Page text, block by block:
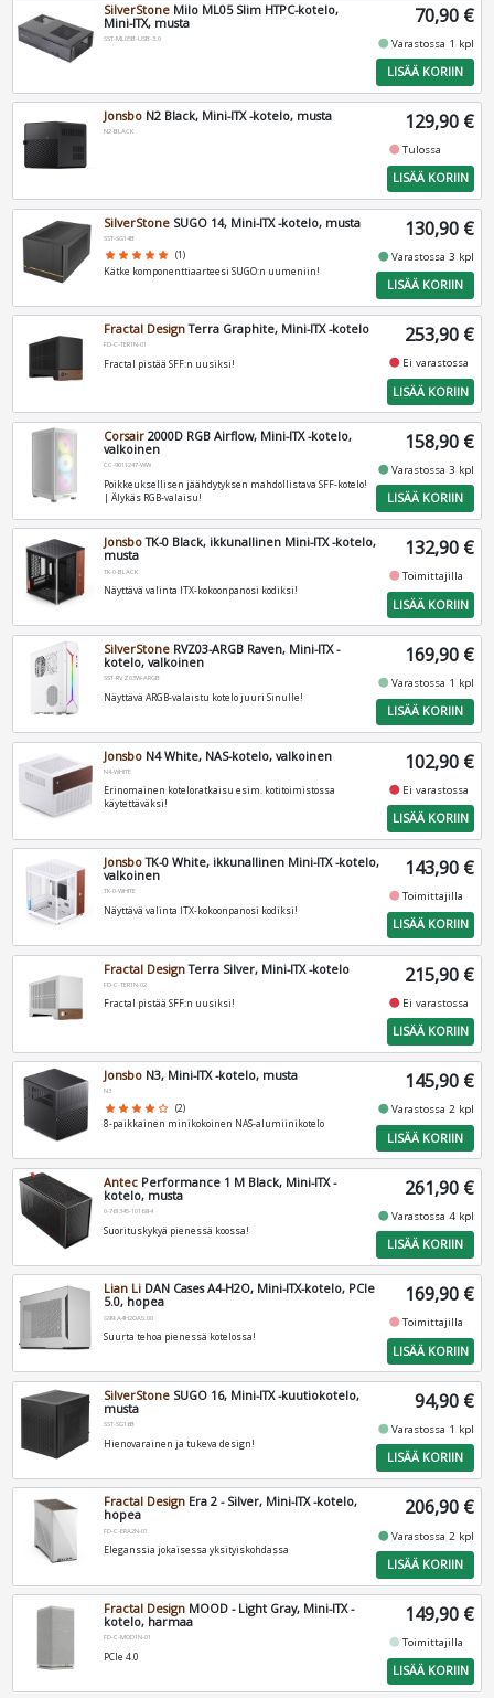
SilverStone Milo ML05 Slim HTPC-kotelo,
Mini-ITX, musta
SST-ML05B-USB-3.0
70,90 €
fiber_manual_recordVarastossa 1 kpl
LISÄÄ KORIIN
Jonsbo N2 Black, Mini-ITX -kotelo, musta
N2-BLACK 129,90 €
fiber_manual_recordTulossa
LISÄÄ KORIIN
SilverStone SUGO 14, Mini-ITX -kotelo, musta
SST-SG14B
star star star star star (1)
Kätke komponenttiaarteesi SUGO:n uumeniin!
130,90 €
fiber_manual_recordVarastossa 3 kpl
LISÄÄ KORIIN
Fractal DesignTerra Graphite, Mini-ITX -kotelo
FD-C-TER1N-01
Fractal pistää SFF:n uusiksi!
253,90 €
fiber_manual_record Ei varastossa
LISÄÄ KORIIN
Corsair 2000D RGB Airflow, Mini-ITX -kotelo,
valkoinen
CC-9011247-WW
Poikkeuksellisen jäähdytyksen mahdollistava SFF-kotelo!
| Älykäs RGB-valaisu!
158,90 €
fiber_manual_recordVarastossa 3 kpl
LISÄÄ KORIIN
JonsboTK-0 Black, ikkunallinen Mini-ITX -kotelo,
musta
TK-0-BLACK
Näyttävä valinta ITX-kokoonpanosi kodiksi!
132,90 €
fiber_manual_recordToimittajilla
LISÄÄ KORIIN
SilverStone RVZ03-ARGB Raven, Mini-ITX -
kotelo, valkoinen
SST-RVZ03W-ARGB
Näyttävä ARGB-valaistu kotelo juuri Sinulle!
169,90 €
fiber_manual_recordVarastossa 1 kpl
LISÄÄ KORIIN
Jonsbo N4 White, NAS-kotelo, valkoinen
N4-WHITE
Erinomainen koteloratkaisu esim. kotitoimistossa
käytettäväksi!
102,90 €
fiber_manual_record Ei varastossa
LISÄÄ KORIIN
JonsboTK-0 White, ikkunallinen Mini-ITX -kotelo,
valkoinen
TK-0-WHITE
Näyttävä valinta ITX-kokoonpanosi kodiksi!
143,90 €
fiber_manual_recordToimittajilla
LISÄÄ KORIIN
Fractal DesignTerra Silver, Mini-ITX -kotelo
FD-C-TER1N-02
Fractal pistää SFF:n uusiksi!
215,90 €
fiber_manual_record Ei varastossa
LISÄÄ KORIIN
Jonsbo N3, Mini-ITX -kotelo, musta
N3
star star star star star_border (2)
8-paikkainen minikokoinen NAS-alumiinikotelo
145,90 €
fiber_manual_recordVarastossa 2 kpl
LISÄÄ KORIIN
Antec Performance 1 M Black, Mini-ITX -
kotelo, musta
0-761345-10168-4
Suorituskykyä pienessä koossa!
261,90 €
fiber_manual_recordVarastossa 4 kpl
LISÄÄ KORIIN
Lian Li DAN Cases A4-H2O, Mini-ITX-kotelo, PCIe
5.0, hopea
G99.A4H2OA5.00
Suurta tehoa pienessä kotelossa!
169,90 €
fiber_manual_recordToimittajilla
LISÄÄ KORIIN
SilverStone SUGO 16, Mini-ITX -kuutiokotelo,
musta
SST-SG16B
Hienovarainen ja tukeva design!
94,90 €
fiber_manual_recordVarastossa 1 kpl
LISÄÄ KORIIN
Fractal Design Era 2 - Silver, Mini-ITX -kotelo,
hopea
FD-C-ERA2N-01
Eleganssia jokaisessa yksityiskohdassa
206,90 €
fiber_manual_recordVarastossa 2 kpl
LISÄÄ KORIIN
Fractal Design MOOD - Light Gray, Mini-ITX -
kotelo, harmaa
FD-C-MOD1N-01
PCIe 4.0
149,90 €
fiber_manual_recordToimittajilla
LISÄÄ KORIIN